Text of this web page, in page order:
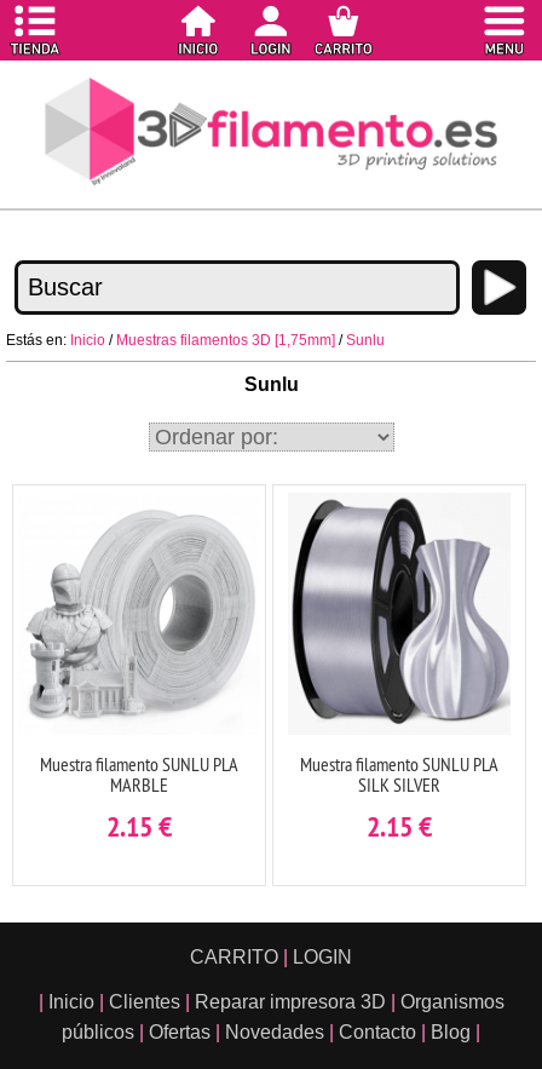
Estás en: Inicio / Muestras filamentos 3D [1,75mm] /Sunlu
Sunlu
Muestra filamento SUNLU PLA
MARBLE
2.15€
Muestra filamento SUNLU PLA
SILK SILVER
2.15€
CARRITO LOGIN
Inicio Clientes Reparar impresora 3D
Organismos
públicos
Ofertas Novedades Contacto Blog